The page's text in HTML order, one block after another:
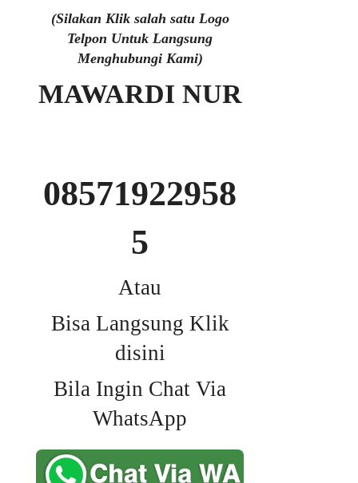
(Silakan Klik salah satu Logo
Telpon Untuk Langsung
Menghubungi Kami)
MAWARDI NUR
08571922958
5
Atau
Bisa Langsung Klik
disini
Bila Ingin Chat Via
WhatsApp